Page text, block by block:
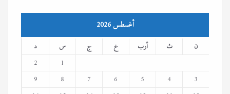
أغسطس 2026
ن ث أرب خ ج س
د
1
2
3
4
5
6
7
8
9